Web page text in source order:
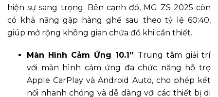
hiện sự sang trọng. Bên cạnh đó, MG ZS 2025 còn
có khả năng gập hàng ghế sau theo tỷ lệ 60:40,
giúp mở rộng không gian chứa đồ khi cần thiết.
Màn Hình Cảm Ứng 10.1”: Trung tâm giải trí
với màn hình cảm ứng đa chức năng hỗ trợ
Apple CarPlay và Android Auto, cho phép kết
nối nhanh chóng và dễ dàng với các thiết bị di